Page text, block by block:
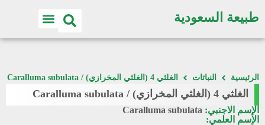
طبيعة السعودية
الرئيسية النباتات الغلثي 4 (الغلثي المخرازي) / Caralluma subulata
الغلثي 4 (الغلثي المخرازي) / Caralluma subulata
الإسم الاجنبي: Caralluma subulata
الإسم العلمي: